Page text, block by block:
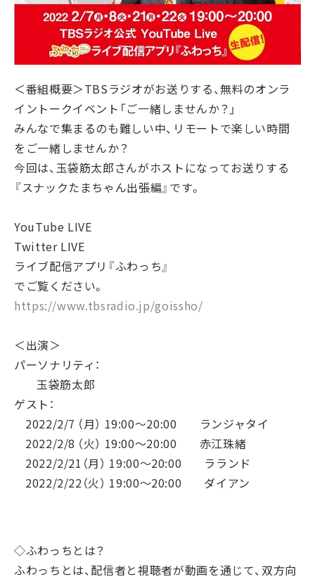
＜番組概要＞TBSラジオがお送りする、無料のオンラ
イントークイベント「ご⼀緒しませんか？」
みんなで集まるのも難しい中、リモートで楽しい時間
をご⼀緒しませんか？
今回は、⽟袋筋太郎さんがホストになってお送りする
『スナックたまちゃん出張編』です。
YouTube LIVE
Twitter LIVE
ライブ配信アプリ『ふわっち』
でご覧ください。
https://www.tbsradio.jp/goissho/
＜出演＞
パーソナリティ：
⽟袋筋太郎
ゲスト：
2022/2/7 （⽉） 19:00〜20:00
ランジャタイ
2022/2/8 （⽕） 19:00〜20:00
⾚江珠緒
2022/2/21 （⽉） 19:00〜20:00
ラランド
2022/2/22（⽕） 19:00〜20:00 ダイアン
◇ふわっちとは？
ふわっちとは、配信者と視聴者が動画を通じて、双方向